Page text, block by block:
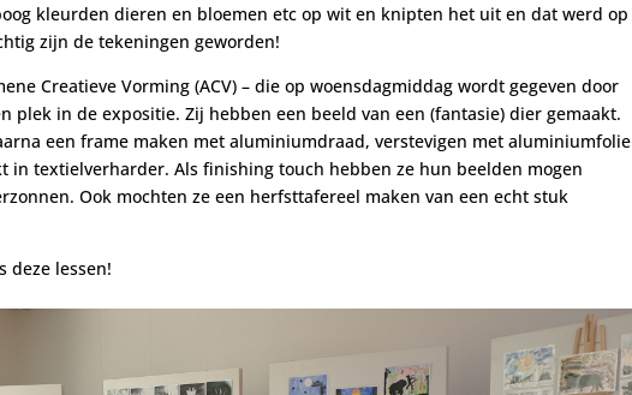
kleurden dieren en bloemen etc op wit en knipten het uit en dat werd op
zijn de tekeningen geworden!
Creatieve Vorming (ACV) – die op woensdagmiddag wordt gegeven door
plek in de expositie.Zij hebben een beeld van een (fantasie) dier gemaakt.
een frame maken met aluminiumdraad, verstevigen met aluminiumfolie
in textielverharder. Als finishing touch hebben ze hun beelden mogen
Ook mochten ze een herfsttafereel maken van een echt stuk
deze lessen!